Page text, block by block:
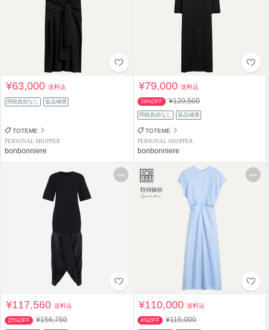
¥63,000送料込
関税負担なし 返品補償
TOTEME
PERSONAL SHOPPER
bonbonniere
¥79,000送料込
34%OFF ¥120,500
関税負担なし 返品補償
TOTEME
PERSONAL SHOPPER
bonbonniere
¥117,560送料込
25%OFF ¥156,750
¥110,000送料込
4%OFF ¥115,000